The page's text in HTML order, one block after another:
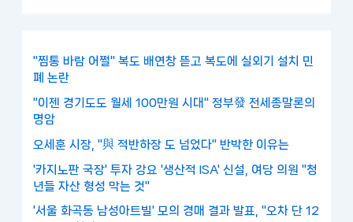
"찜통 바람 어쩔" 복도 배연창 뜯고 복도에 실외기 설치 민
폐 논란
"이젠 경기도도 월세 100만원 시대" 정부發 전세종말론의
명암
오세훈 시장, "與 적반하장 도 넘었다" 반박한 이유는
'카지노판 국장' 투자 강요 '생산적 ISA' 신설, 여당 의원 "청
년들 자산 형성 막는 것"
'서울 화곡동 남성아트빌' 모의 경매 결과 발표, "오차 단 12